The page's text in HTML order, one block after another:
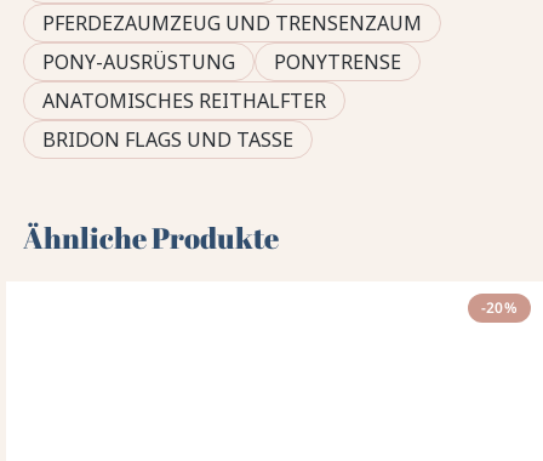
PFERDEZAUMZEUG UND TRENSENZAUM
PONY-AUSRÜSTUNG
PONYTRENSE
ANATOMISCHES REITHALFTER
BRIDON FLAGS UND TASSE
Ähnliche Produkte
-20%